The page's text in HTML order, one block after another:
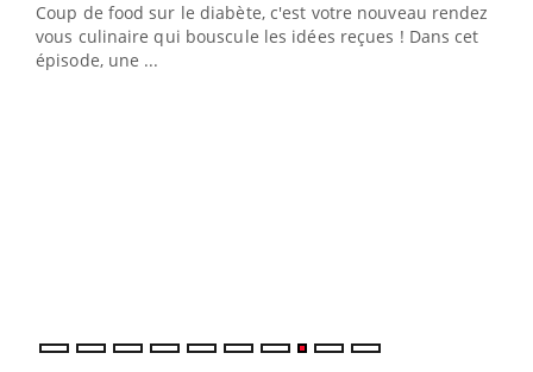
Coup de food sur le diabète, c'est votre nouveau rendez-
vous culinaire qui bouscule les idées reçues ! Dans cet
épisode, une ...
"Les rendez-vous de la santé et de la qualité de vie au
travail" de Pourquoi Docteur reçoivent Régis Blugeon,
DRH et directeur ...